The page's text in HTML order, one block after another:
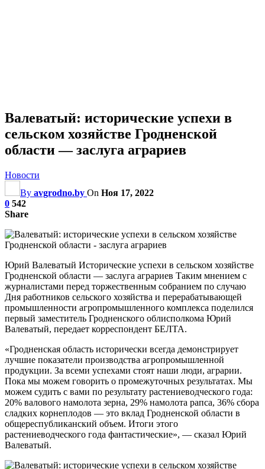
Валеватый: исторические успехи в
сельском хозяйстве Гродненской
области — заслуга аграриев
Новости
By avgrodno.by On Ноя 17, 2022
0 542
Share
Юрий Валеватый Исторические успехи в сельском хозяйстве
Гродненской области — заслуга аграриев Таким мнением с
журналистами перед торжественным собранием по случаю
Дня работников сельского хозяйства и перерабатывающей
промышленности агропромышленного комплекса поделился
первый заместитель Гродненского облисполкома Юрий
Валеватый, передает корреспондент БЕЛТА.
«Гродненская область исторически всегда демонстрирует
лучшие показатели производства агропромышленной
продукции. За всеми успехами стоят наши люди, аграрии.
Пока мы можем говорить о промежуточных результатах. Мы
можем судить с вами по результату растениеводческого года:
20% валового намолота зерна, 29% намолота рапса, 36% сбора
сладких корнеплодов — это вклад Гродненской области в
общереспубликанский объем. Итоги этого
растениеводческого года фантастические», — сказал Юрий
Валеватый.